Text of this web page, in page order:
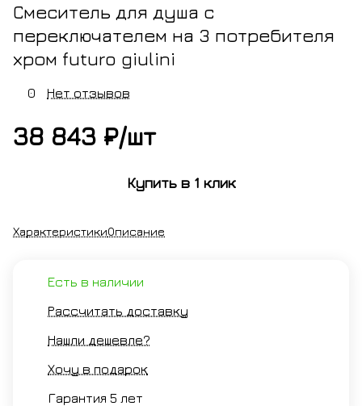
Смеситель для душа с
переключателем на 3 потребителя
хром futuro giulini
0 Нет отзывов
38 843 ₽/шт
Купить в 1 клик
ХарактеристикиОписание
Есть в наличии
Рассчитать доставку
Нашли дешевле?
Хочу в подарок
Гарантия 5 лет